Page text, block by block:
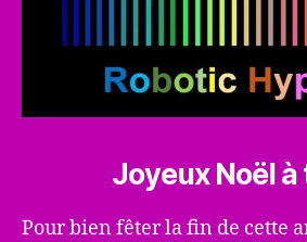
Joyeux Noël à
Pour bien fêter la fin de cette